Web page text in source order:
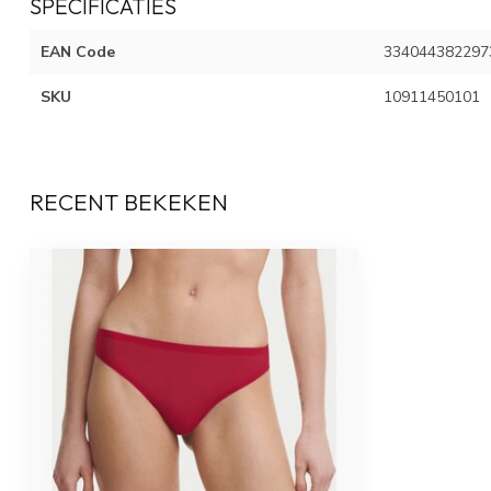
SPECIFICATIES
EAN Code
SKU 10911450101
RECENT BEKEKEN